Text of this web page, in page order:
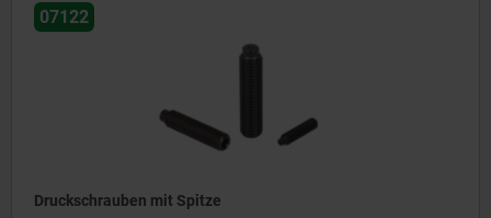
07122
Druckschrauben mit Spitze